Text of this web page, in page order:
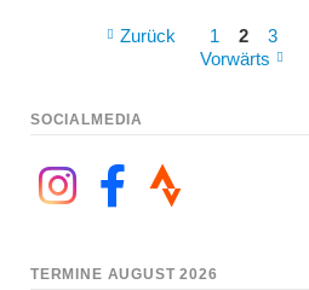
Zurück 1 2 3
Vorwärts
SOCIALMEDIA
TERMINE AUGUST 2026